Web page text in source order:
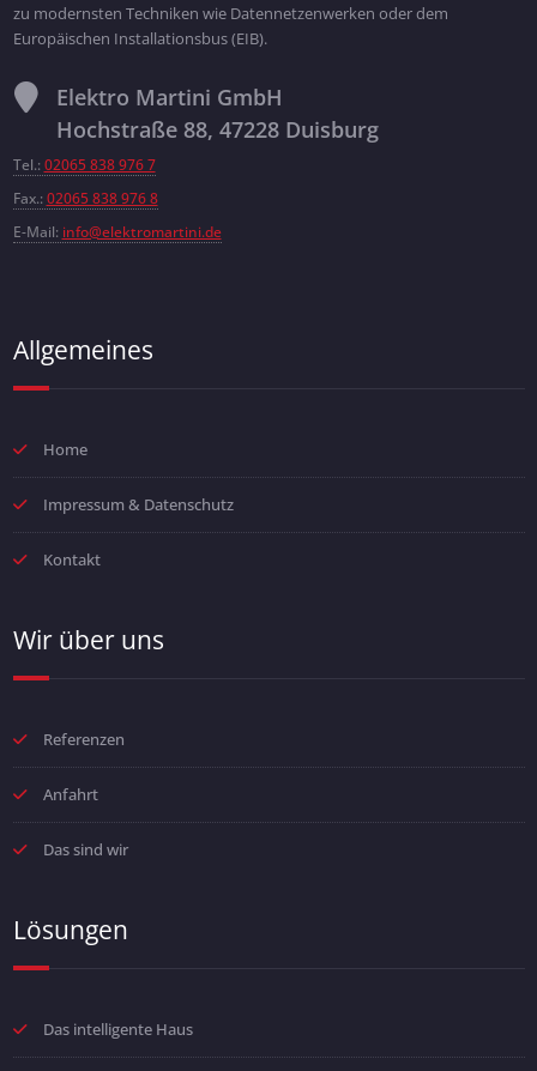
zu modernsten Techniken wie Datennetzenwerken oder dem
Europäischen Installationsbus (EIB).
Elektro Martini GmbH
Hochstraße 88, 47228 Duisburg
Tel.: 02065 838 976 7
Fax.: 02065 838 976 8
E-Mail: info@elektromartini.de
Allgemeines
Home
Impressum & Datenschutz
Kontakt
Wir über uns
Referenzen
Anfahrt
Das sind wir
Lösungen
Das intelligente Haus